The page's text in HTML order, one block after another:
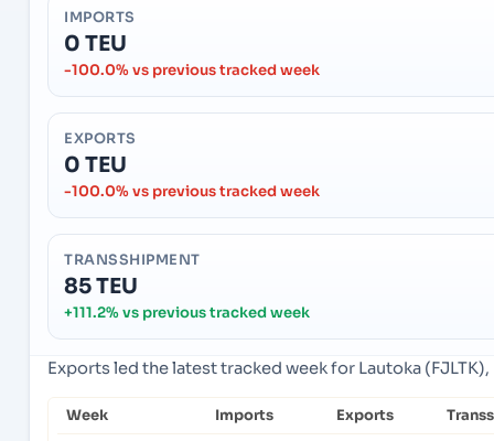
IMPORTS
0 TEU
-100.0% vs previous tracked week
EXPORTS
0 TEU
-100.0% vs previous tracked week
TRANSSHIPMENT
85 TEU
+111.2% vs previous tracked week
Exports led the latest tracked week for Lautoka
Week Imports Exports